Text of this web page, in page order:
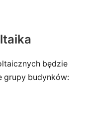
będzie
grupy budynków: